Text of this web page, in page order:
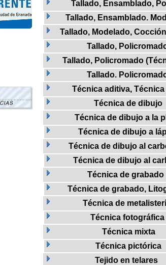
Tallado, Ensamblado,
Tallado, Ensamblado.
Tallado, Modelado,
Tallado,
Tallado, Policromado
Tallado.
Técnica aditiva,
Técnica de dibujo
Técnica de dibujo a la
Técnica de dibujo a
Técnica de dibujo al
Técnica de dibujo al
Técnica de grabado
Técnica de grabado,
Técnica de
Técnica fotográfica
Técnica mixta
Técnica pictórica
Tejido en telares